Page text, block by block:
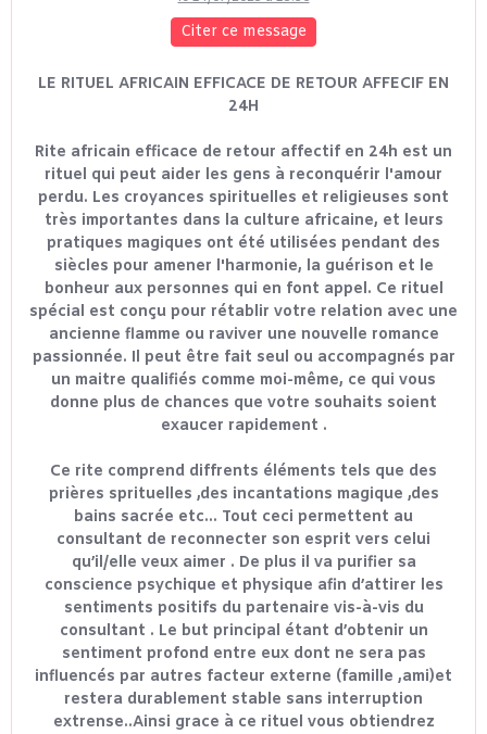
Citer ce message
LE RITUEL AFRICAIN EFFICACE DE RETOUR AFFECIF EN
24H
Rite africain efficace de retour affectif en 24h est un
rituel qui peut aider les gens à reconquérir l'amour
perdu. Les croyances spirituelles et religieuses sont
très importantes dans la culture africaine, et leurs
pratiques magiques ont été utilisées pendant des
siècles pour amener l'harmonie, la guérison et le
bonheur aux personnes qui en font appel. Ce rituel
spécial est conçu pour rétablir votre relation avec une
ancienne flamme ou raviver une nouvelle romance
passionnée. Il peut être fait seul ou accompagnés par
un maitre qualifiés comme moi-même, ce qui vous
donne plus de chances que votre souhaits soient
exaucer rapidement .
Ce rite comprend diffrents éléments tels que des
prières sprituelles ,des incantations magique ,des
bains sacrée etc... Tout ceci permettent au
consultant de reconnecter son esprit vers celui
qu’il/elle veux aimer . De plus il va purifier sa
conscience psychique et physique afin d’attirer les
sentiments positifs du partenaire vis-à-vis du
consultant . Le but principal étant d’obtenir un
sentiment profond entre eux dont ne sera pas
influencés par autres facteur externe (famille ,ami)et
restera durablement stable sans interruption
extrense..Ainsi grace à ce rituel vous obtiendrez